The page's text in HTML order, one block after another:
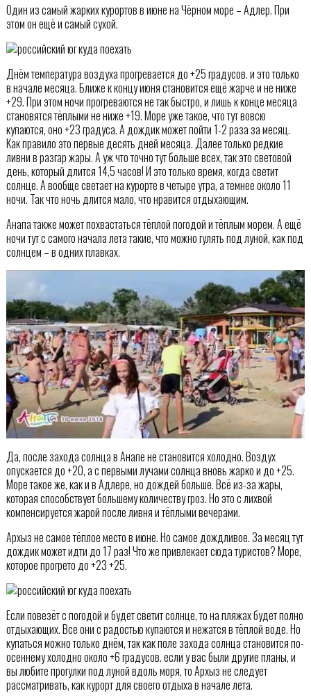
Один из самый жарких курортов в июне на Чёрном море – Адлер. При
этом он ещё и самый сухой.
Днём температура воздуха прогревается до +25 градусов. и это только
в начале месяца. Ближе к концу июня становится ещё жарче и не ниже
+29. При этом ночи прогреваются не так быстро, и лишь к конце месяца
становятся тёплыми не ниже +19. Море уже такое, что тут вовсю
купаются, оно +23 градуса. А дождик может пойти 1-2 раза за месяц.
Как правило это первые десять дней месяца. Далее только редкие
ливни в разгар жары. А уж что точно тут больше всех, так это световой
день, который длится 14,5 часов! И это только время, когда светит
солнце. А вообще светает на курорте в четыре утра, а темнее около 11
ночи. Так что ночь длится мало, что нравится отдыхающим.
Анапа также может похвастаться тёплой погодой и тёплым морем. А ещё
ночи тут с самого начала лета такие, что можно гулять под луной, как под
солнцем – в одних плавках.
Да, после захода солнца в Анапе не становится холодно. Воздух
опускается до +20, а с первыми лучами солнца вновь жарко и до +25.
Море такое же, как и в Адлере, но дождей больше. Всё из-за жары,
которая способствует большему количеству гроз. Но это с лихвой
компенсируется жарой после ливня и тёплыми вечерами.
Архыз не самое тёплое место в июне. Но самое дождливое. За месяц тут
дождик может идти до 17 раз! Что же привлекает сюда туристов? Море,
которое прогрето до +23 +25.
Если повезёт с погодой и будет светит солнце, то на пляжах будет полно
отдыхающих. Все они с радостью купаются и нежатся в тёплой воде. Но
купаться можно только днём, так как поле захода солнца становится по-
осеннему холодно около +6 градусов. если у вас были другие планы, и
вы любите прогулки под луной вдоль моря, то Архыз не следует
рассматривать, как курорт для своего отдыха в начале лета.